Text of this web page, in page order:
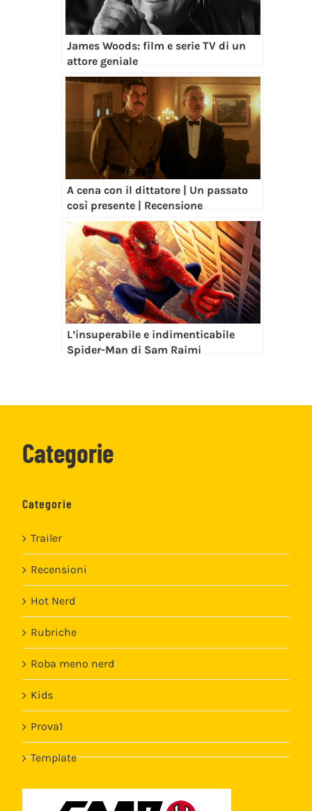
A cena con il dittatore | Un passato
così presente | Recensione
L’insuperabile e indimenticabile
Spider-Man di Sam Raimi
Categorie
Recensioni
Rubriche
Roba meno nerd
Kids
Prova1
Template